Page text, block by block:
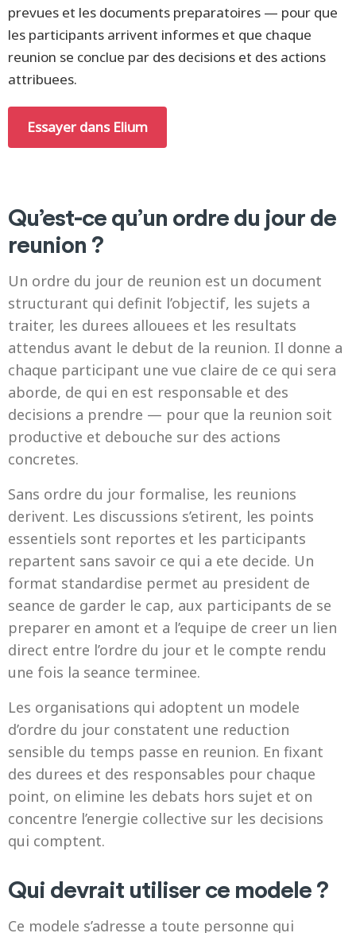
prevues et les documents preparatoires — pour que
les participants arrivent informes et que chaque
reunion se conclue par des decisions et des actions
attribuees.
Essayer dans Elium
Qu’est-ce qu’un ordre du jour de
reunion ?
Un ordre du jour de reunion est un document
structurant qui definit l’objectif, les sujets a
traiter, les durees allouees et les resultats
attendus avant le debut de la reunion. Il donne a
chaque participant une vue claire de ce qui sera
aborde, de qui en est responsable et des
decisions a prendre — pour que la reunion soit
productive et debouche sur des actions
concretes.
Sans ordre du jour formalise, les reunions
derivent. Les discussions s’etirent, les points
essentiels sont reportes et les participants
repartent sans savoir ce qui a ete decide. Un
format standardise permet au president de
seance de garder le cap, aux participants de se
preparer en amont et a l’equipe de creer un lien
direct entre l’ordre du jour et le compte rendu
une fois la seance terminee.
Les organisations qui adoptent un modele
d’ordre du jour constatent une reduction
sensible du temps passe en reunion. En fixant
des durees et des responsables pour chaque
point, on elimine les debats hors sujet et on
concentre l’energie collective sur les decisions
qui comptent.
Qui devrait utiliser ce modele ?
Ce modele s’adresse a toute personne qui